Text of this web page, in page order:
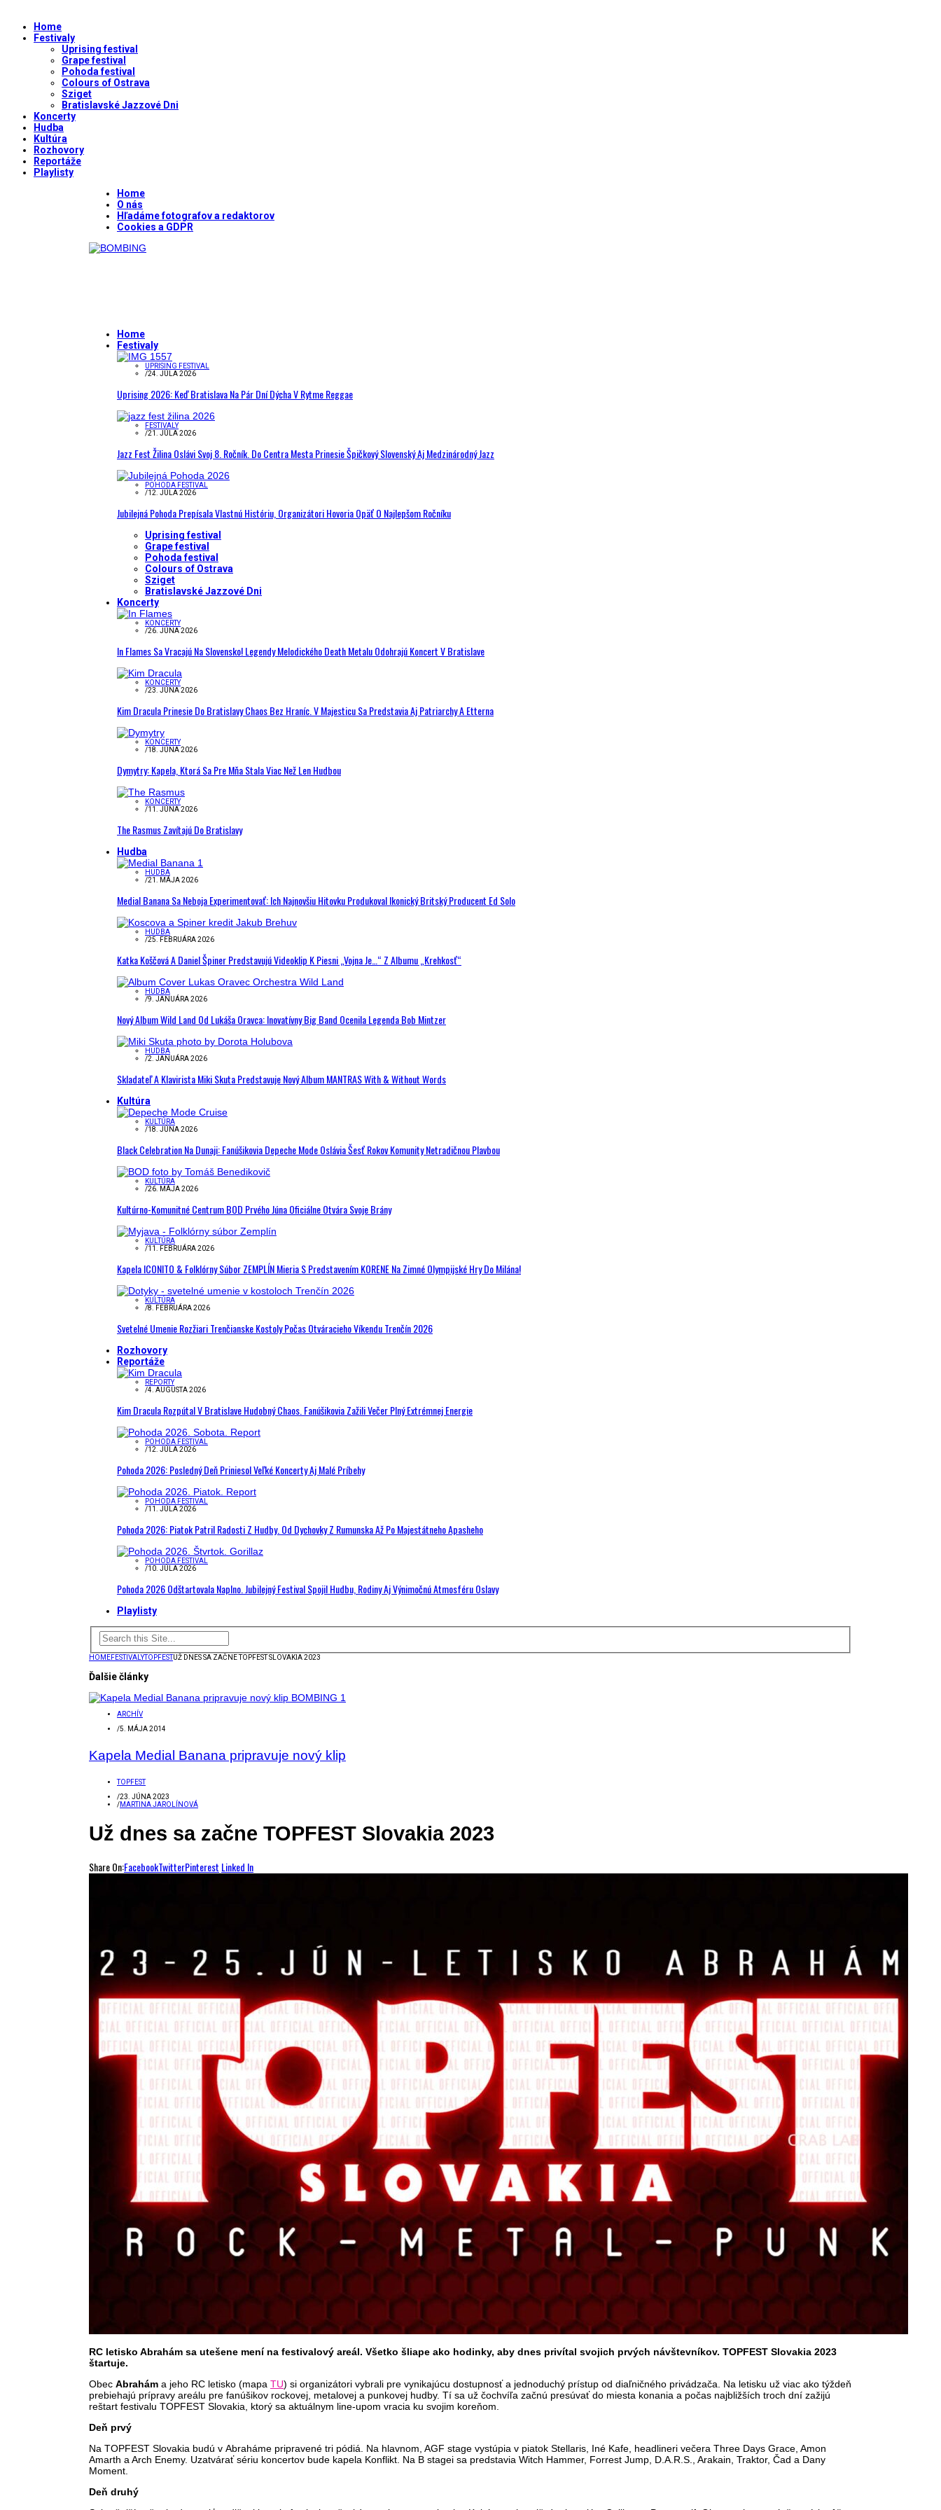
Home
Festivaly
Uprising festival
Grape festival
Pohoda festival
Colours of Ostrava
Sziget
Bratislavské Jazzové Dni
Koncerty
Hudba
Kultúra
Rozhovory
Reportáže
Playlisty
Home
O nás
Hľadáme fotografov a redaktorov
Cookies a GDPR
Home
Festivaly
UPRISING FESTIVAL
/24. JÚLA 2026
Uprising 2026: Keď Bratislava Na Pár Dní Dýcha V Rytme Reggae
FESTIVALY
/21. JÚLA 2026
Jazz Fest Žilina Oslávi Svoj 8. Ročník. Do Centra Mesta Prinesie Špičkový Slovenský Aj Medzinárodný Jazz
POHODA FESTIVAL
/12. JÚLA 2026
Jubilejná Pohoda Prepísala Vlastnú Históriu, Organizátori Hovoria Opäť O Najlepšom Ročníku
Uprising festival
Grape festival
Pohoda festival
Colours of Ostrava
Sziget
Bratislavské Jazzové Dni
Koncerty
KONCERTY
/26. JÚNA 2026
In Flames Sa Vracajú Na Slovensko! Legendy Melodického Death Metalu Odohrajú Koncert V Bratislave
KONCERTY
/23. JÚNA 2026
Kim Dracula Prinesie Do Bratislavy Chaos Bez Hraníc. V Majesticu Sa Predstavia Aj Patriarchy A Etterna
KONCERTY
/18. JÚNA 2026
Dymytry: Kapela, Ktorá Sa Pre Mňa Stala Viac Než Len Hudbou
KONCERTY
/11. JÚNA 2026
The Rasmus Zavítajú Do Bratislavy
Hudba
HUDBA
/21. MÁJA 2026
Medial Banana Sa Neboja Experimentovať: Ich Najnovšiu Hitovku Produkoval Ikonický Britský Producent Ed Solo
HUDBA
/25. FEBRUÁRA 2026
Katka Koščová A Daniel Špiner Predstavujú Videoklip K Piesni „Vojna Je…“ Z Albumu „Krehkosť“
HUDBA
/9. JANUÁRA 2026
Nový Album Wild Land Od Lukáša Oravca: Inovatívny Big Band Ocenila Legenda Bob Mintzer
HUDBA
/2. JANUÁRA 2026
Skladateľ A Klavirista Miki Skuta Predstavuje Nový Album MANTRAS With & Without Words
Kultúra
KULTÚRA
/18. JÚNA 2026
Black Celebration Na Dunaji: Fanúšikovia Depeche Mode Oslávia Šesť Rokov Komunity Netradičnou Plavbou
KULTÚRA
/26. MÁJA 2026
Kultúrno-Komunitné Centrum BOD Prvého Júna Oficiálne Otvára Svoje Brány
KULTÚRA
/11. FEBRUÁRA 2026
Kapela ICONITO & Folklórny Súbor ZEMPLÍN Mieria S Predstavením KORENE Na Zimné Olympijské Hry Do Milána!
KULTÚRA
/8. FEBRUÁRA 2026
Svetelné Umenie Rozžiari Trenčianske Kostoly Počas Otváracieho Víkendu Trenčín 2026
Rozhovory
Reportáže
REPORTY
/4. AUGUSTA 2026
Kim Dracula Rozpútal V Bratislave Hudobný Chaos. Fanúšikovia Zažili Večer Plný Extrémnej Energie
POHODA FESTIVAL
/12. JÚLA 2026
Pohoda 2026: Posledný Deň Priniesol Veľké Koncerty Aj Malé Príbehy
POHODA FESTIVAL
/11. JÚLA 2026
Pohoda 2026: Piatok Patril Radosti Z Hudby. Od Dychovky Z Rumunska Až Po Majestátneho Apasheho
POHODA FESTIVAL
/10. JÚLA 2026
Pohoda 2026 Odštartovala Naplno. Jubilejný Festival Spojil Hudbu, Rodiny Aj Výnimočnú Atmosféru Oslavy
Playlisty
HOMEFESTIVALYTOPFESTUŽ DNES SA ZAČNE TOPFEST SLOVAKIA 2023
Ďalšie články
ARCHÍV
/5. MÁJA 2014
Kapela Medial Banana pripravuje nový klip
TOPFEST
/23. JÚNA 2023
/MARTINA JAROLÍNOVÁ
Už dnes sa začne TOPFEST Slovakia 2023
Share On:FacebookTwitterPinterest Linked In
RC letisko Abrahám sa utešene mení na festivalový areál. Všetko šliape ako hodinky, aby dnes privítal svojich prvých návštevníkov. TOPFEST Slovakia 2023
štartuje.
Obec Abrahám a jeho RC letisko (mapa TU) si organizátori vybrali pre vynikajúcu dostupnosť a jednoduchý prístup od diaľničného privádzača. Na letisku už viac ako týždeň
prebiehajú prípravy areálu pre fanúšikov rockovej, metalovej a punkovej hudby. Tí sa už čochvíľa začnú presúvať do miesta konania a počas najbližších troch dní zažijú
reštart festivalu TOPFEST Slovakia, ktorý sa aktuálnym line-upom vracia ku svojim koreňom.
Deň prvý
Na TOPFEST Slovakia budú v Abraháme pripravené tri pódiá. Na hlavnom, AGF stage vystúpia v piatok Stellaris, Iné Kafe, headlineri večera Three Days Grace, Amon
Amarth a Arch Enemy. Uzatvárať sériu koncertov bude kapela Konflikt. Na B stagei sa predstavia Witch Hammer, Forrest Jump, D.A.R.S., Arakain, Traktor, Čad a Dany
Moment.
Deň druhý